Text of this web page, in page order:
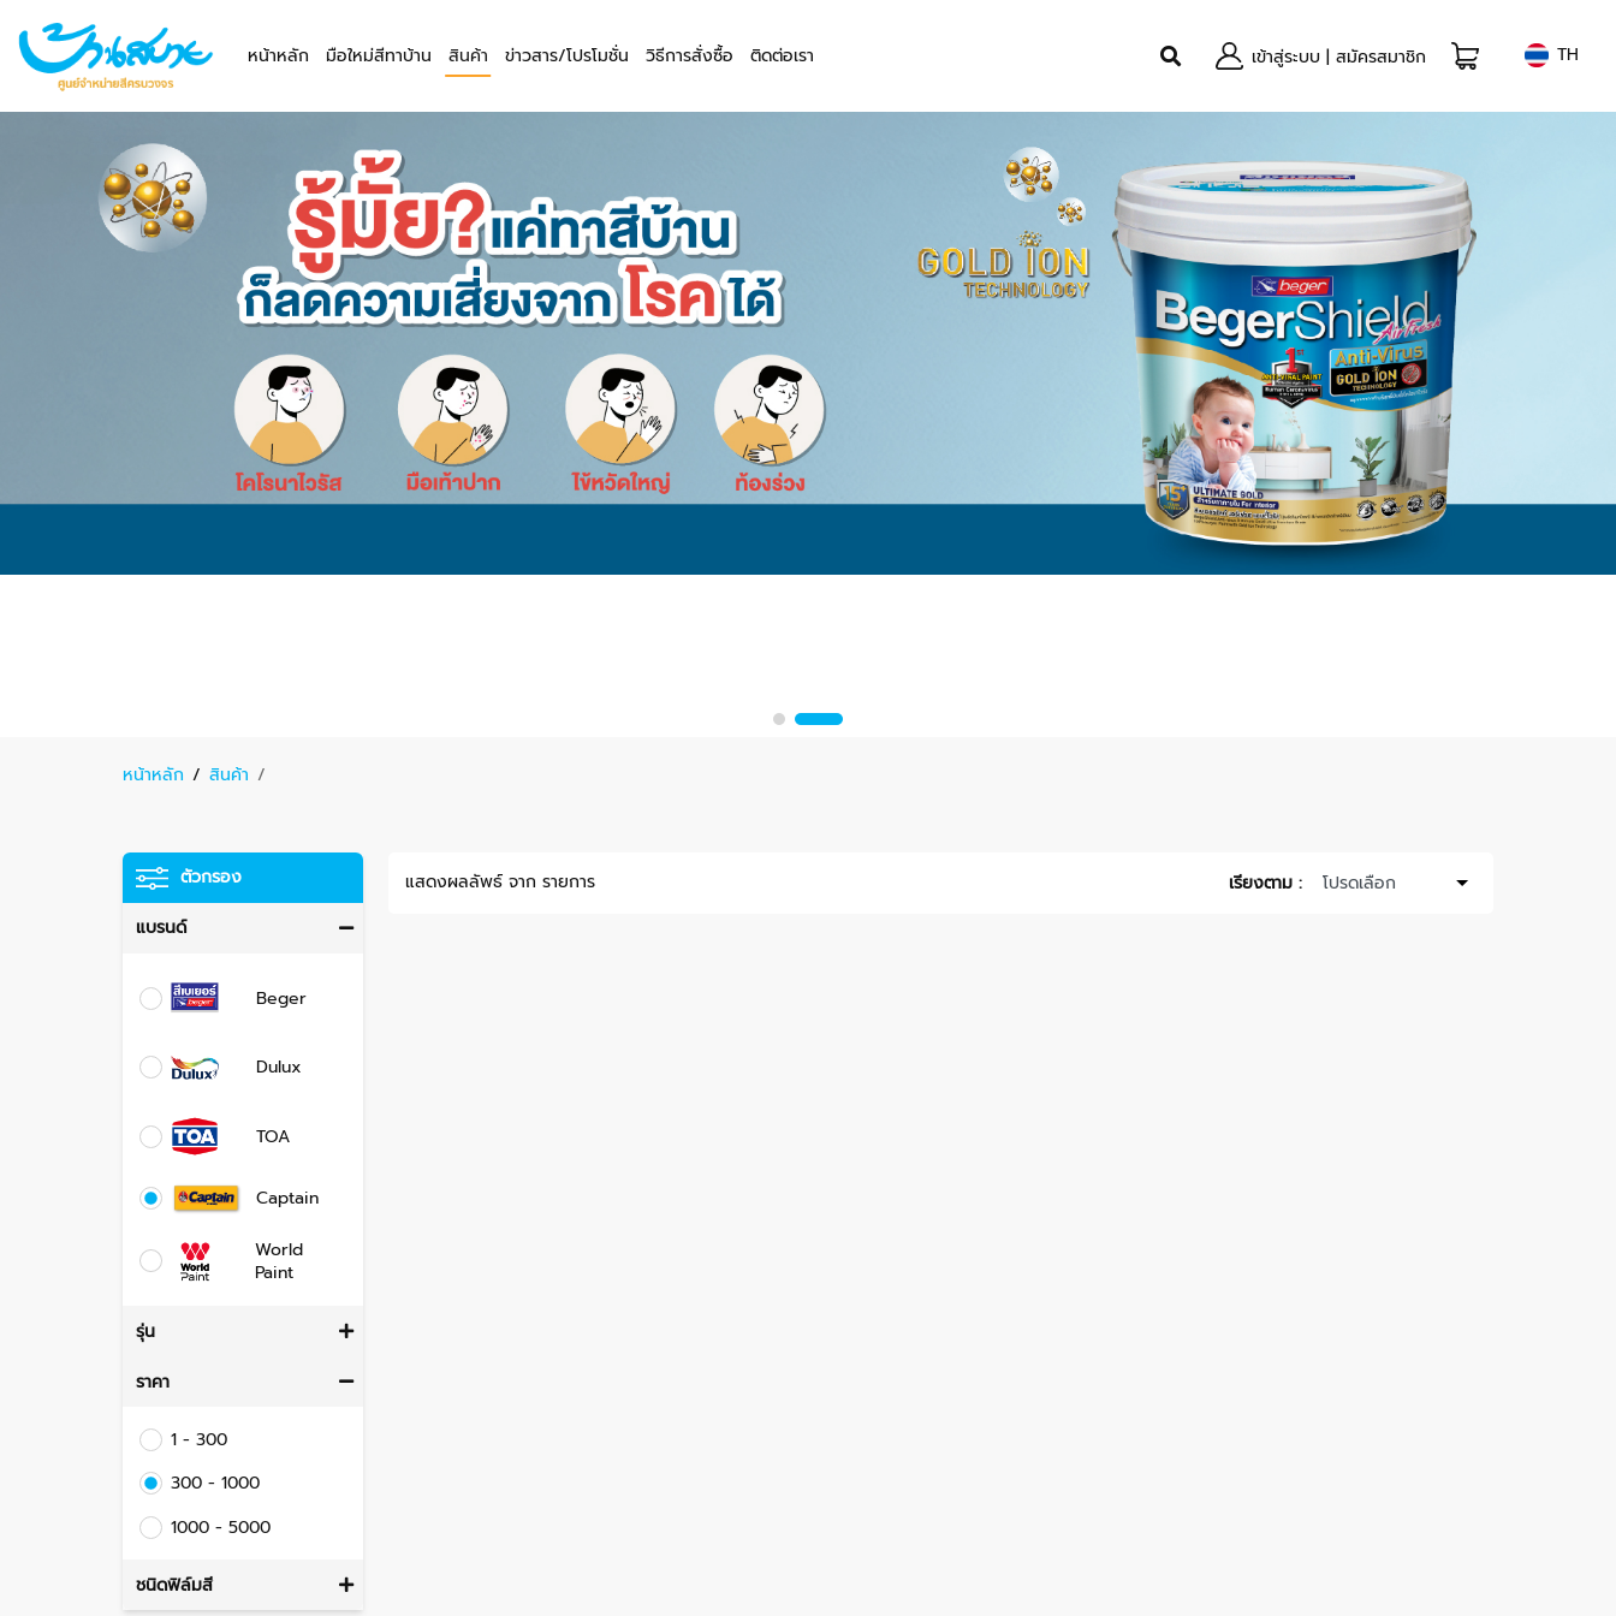
หน้าหลัก มือใหม่สีทาบ้าน สินค้า ข่าวสาร/โปรโมชั่น วิธีการสั่งซื้อ ติดต่อเรา เข้าสู่ระบบ | สมัครสมาชิก TH
หน้าหลัก / สินค้า /
ตัวกรอง
แบรนด์
Beger
Dulux
TOA
Captain
World
Paint
รุ่น
ราคา
1 - 300
300 - 1000
1000 - 5000
ชนิดฟิล์มสี
แสดงผลลัพธ์ จาก รายการ เรียงตาม :